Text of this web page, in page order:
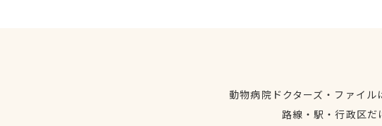
動物病院ドクターズ・ファイ
路線・駅・行政区